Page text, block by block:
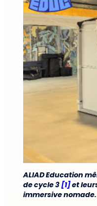
ALIAD Education
de cycle 3 [1]et
immersive nomade.